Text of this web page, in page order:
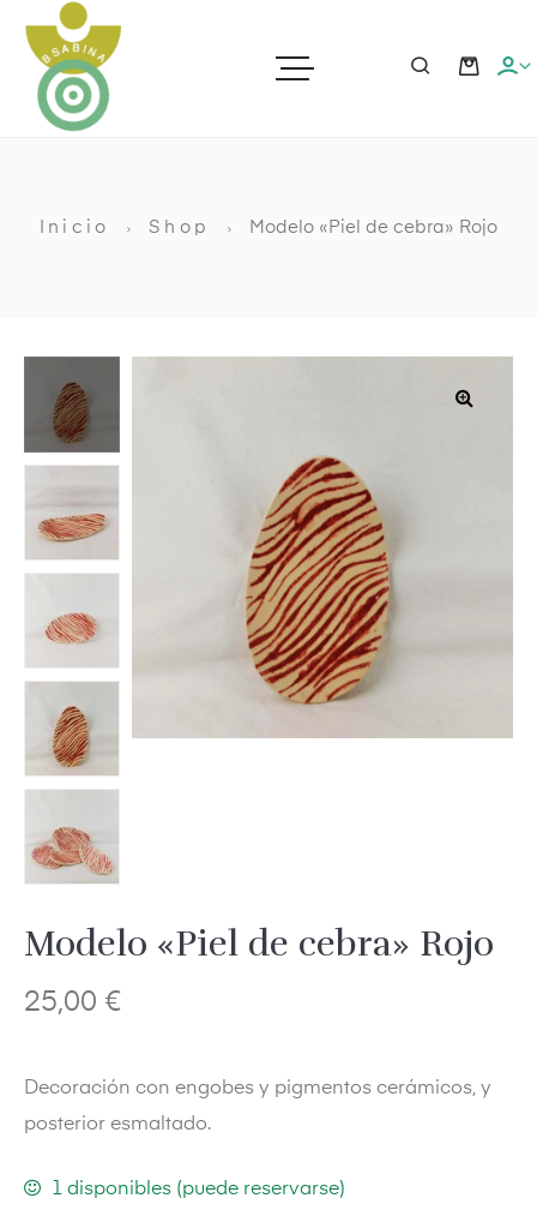
Inicio Shop Modelo «Piel de cebra» Rojo
Modelo «Piel de cebra» Rojo
25,00 €
Decoración con engobes y pigmentos cerámicos, y
posterior esmaltado.
1 disponibles (puede reservarse)